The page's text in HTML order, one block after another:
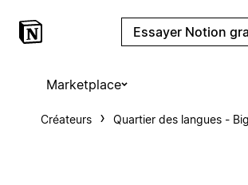
Essayer Notion
Marketplace
Créateurs Quartier des langues -